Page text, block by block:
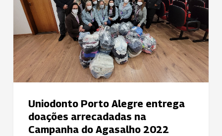
arrecadadas
Campanha
do
Agasalho
2022
Uniodonto Porto Alegre entrega
doações arrecadadas na
Campanha do Agasalho 2022